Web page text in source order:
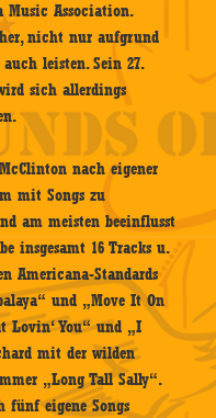
Music Association.
nicht nur aufgrund
leisten. Sein 27.
sich allerdings
nach eigener
mit Songs zu
am meisten beeinflusst
insgesamt 16 Tracks u.
Americana-Standards
und „Move It On
Lovin‘ You“ und „I
mit der wilden
„Long Tall Sally“.
fünf eigene Songs